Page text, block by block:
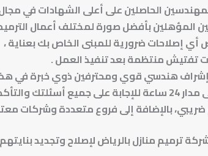
الحاصلين على أعلى الشهادات في مجال
المؤهلين بأفضل صورة لمختلف أعمال
أي إصلاحات ضرورية للمبنى الخاص بك بعناية ،
تفتيش منتظمة بعد تنفيذ العمل .
هندسي قوي ومحترفين ذوي خبرة في
من معرفتك
بالإضافة إلى فروع متعددة وشركات
ترميم منازل بالرياض لإصلاح وتجديد